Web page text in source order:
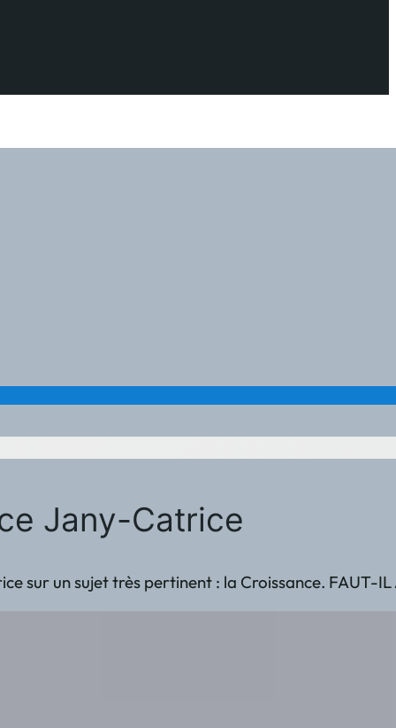
Jany-Catrice
sur un sujet très pertinent : la Croissance.